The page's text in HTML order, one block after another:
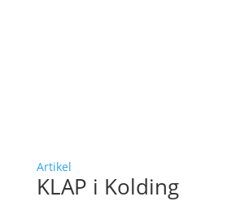
Artikel
KLAP i Kolding